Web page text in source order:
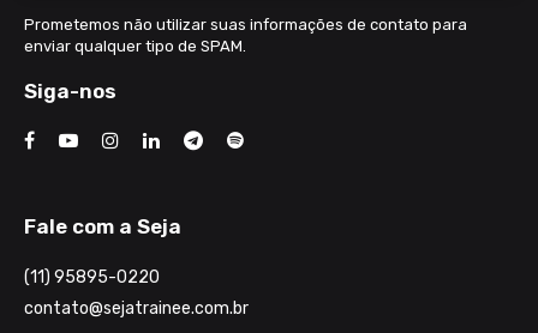
Prometemos não utilizar suas informações de contato para
enviar qualquer tipo de SPAM.
Siga-nos
Fale com a Seja
(11) 95895-0220
contato@sejatrainee.com.br